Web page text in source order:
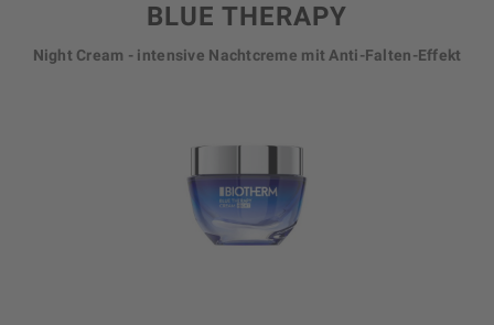
BLUE THERAPY
Night Cream - intensive Nachtcreme mit Anti-Falten-Effekt